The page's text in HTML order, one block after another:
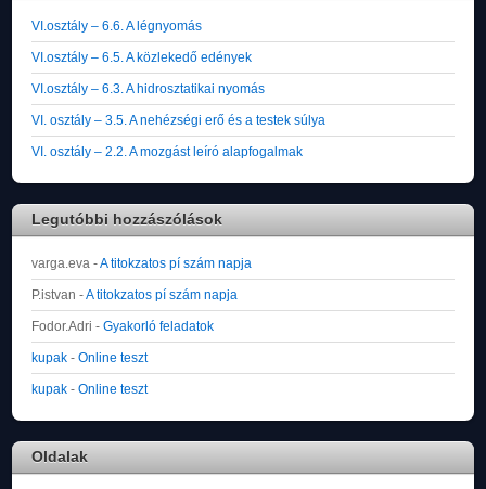
VI.osztály – 6.6. A légnyomás
VI.osztály – 6.5. A közlekedő edények
VI.osztály – 6.3. A hidrosztatikai nyomás
VI. osztály – 3.5. A nehézségi erő és a testek súlya
VI. osztály – 2.2. A mozgást leíró alapfogalmak
Legutóbbi hozzászólások
varga.eva -A titokzatos pí szám napja
P.istvan -A titokzatos pí szám napja
Fodor.Adri -Gyakorló feladatok
kupak -Online teszt
kupak -Online teszt
Oldalak